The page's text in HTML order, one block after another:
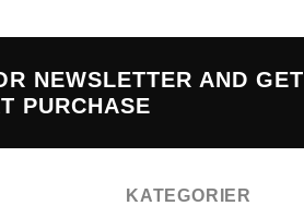
NEWSLETTER AND GET
PURCHASE
KATEGORIER